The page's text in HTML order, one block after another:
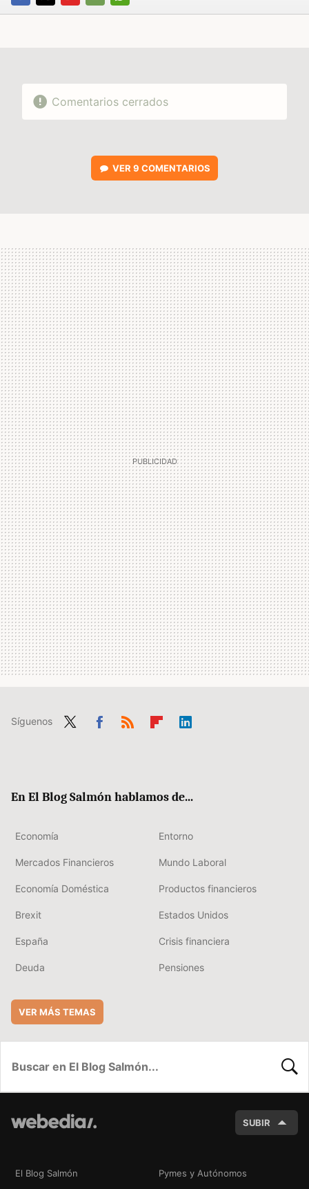
FACEBOOK
TWITTERFLIPBOARD
E-
WHATSAPP
Comentarios cerrados
VER 9 COMENTARIOS
Síguenos
En El Blog Salmón hablamos de...
Economía Entorno
Mercados Financieros Mundo Laboral
Economía Doméstica Productos financieros
Brexit Estados Unidos
España Crisis financiera
Deuda Pensiones
VER MÁS TEMAS
SUBIR
El Blog Salmón Pymes y Autónomos